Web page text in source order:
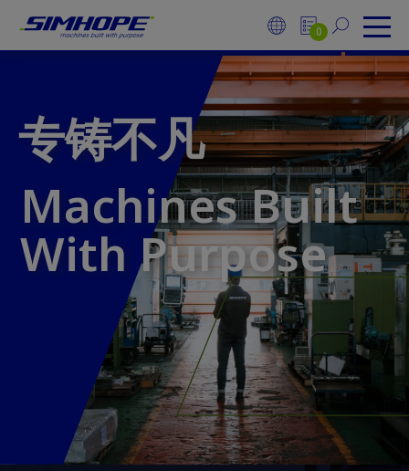
0
专铸不凡
Machines Built
With Purpose
专铸不凡
Machines Built
With Purpose
回到顶部 联络我们